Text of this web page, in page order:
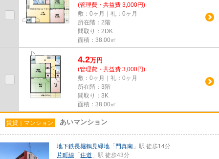
(管理費・共益費 3,000円)
敷：0ヶ月｜礼：0ヶ月
所在階：2階
間取り：2DK
面積：38.00㎡
4.2万円
(管理費・共益費 3,000円)
敷：0ヶ月｜礼：0ヶ月
所在階：3階
間取り：3K
面積：38.00㎡
賃貸｜マンション あいマンション
地下鉄長堀鶴見緑地 「 門真南 」駅 徒歩14分
片町線 「 住道 」駅 徒歩43分